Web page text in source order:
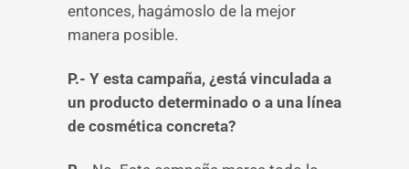
entonces, hagámoslo de la mejor
manera posible.
P.- Y esta campaña, ¿está vinculada a
un producto determinado o a una línea
de cosmética concreta?